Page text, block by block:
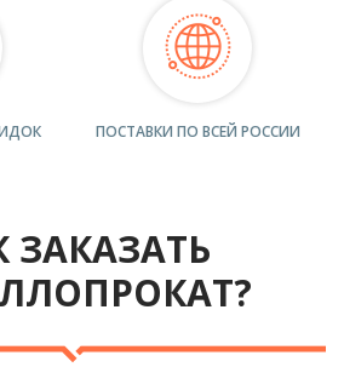
ПОСТАВКИ ПО ВСЕЙ РОССИИ
ЗАКАЗАТЬ